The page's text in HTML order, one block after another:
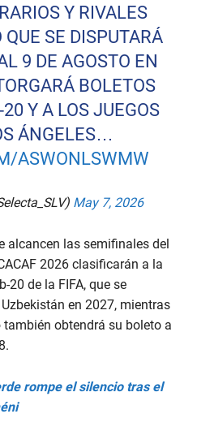
Y RIVALES
SE DISPUTARÁ
9 DE AGOSTO EN
BOLETOS
Y A LOS JUEGOS
ÁNGELES…
ASWONLSWMW
May 7, 2026
alcancen las semifinales del
2026 clasificarán a la
20 de la FIFA, que se
en 2027, mientras
obtendrá su boleto a
rompe el silencio tras el